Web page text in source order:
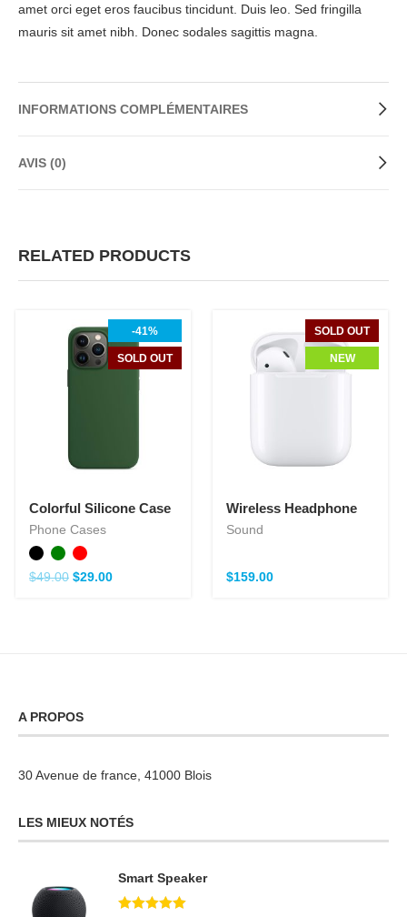
amet orci eget eros faucibus tincidunt. Duis leo. Sed fringilla
mauris sit amet nibh. Donec sodales sagittis magna.
INFORMATIONS COMPLÉMENTAIRES
AVIS (0)
RELATED PRODUCTS
-41%
SOLD OUT
Colorful Silicone Case
Phone Cases
$49.00 $29.00
SOLD OUT
NEW
Wireless Headphone
Sound
$159.00
A PROPOS
30 Avenue de france, 41000 Blois
LES MIEUX NOTÉS
Smart Speaker